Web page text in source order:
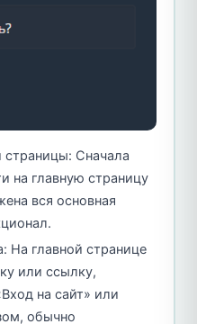
страницы: Сначала
на главную страницу
вся основная
На главной странице
или ссылку,
на сайт» или
обычно